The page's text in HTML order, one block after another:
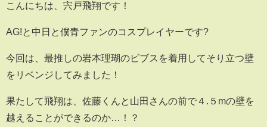
こんにちは、宍戸飛翔です！
AG!と中日と僕青ファンのコスプレイヤーです?
今回は、最推しの岩本理瑚のビブスを着用してそり立つ壁
をリベンジしてみました！
果たして飛翔は、佐藤くんと山田さんの前で４.５mの壁を
越えることができるのか…！？